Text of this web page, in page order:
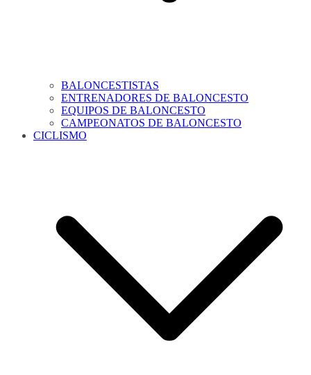
BALONCESTISTAS
ENTRENADORES DE BALONCESTO
EQUIPOS DE BALONCESTO
CAMPEONATOS DE BALONCESTO
CICLISMO